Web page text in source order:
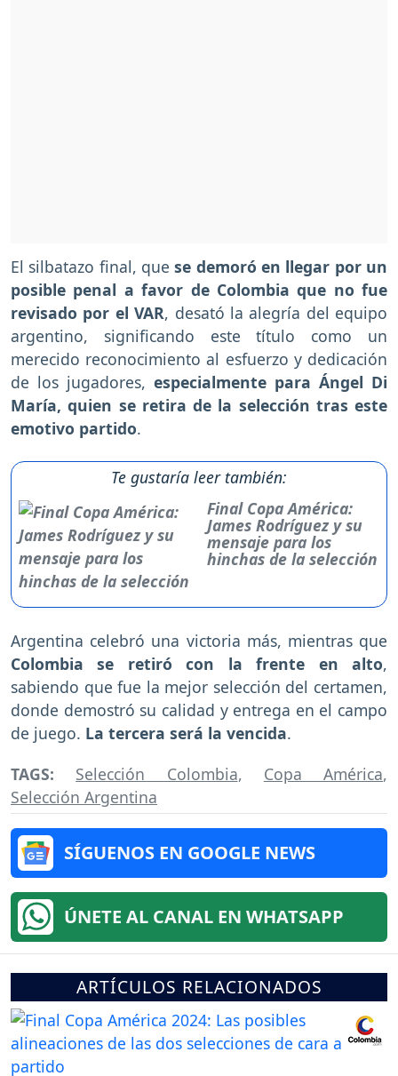
El silbatazo final, quese demoró en llegar por un
posible penal a favor de Colombia que no fue
revisado por el VAR, desató la alegría del equipo
argentino, significando este título como un
merecido reconocimiento al esfuerzo y dedicación
de los jugadores, especialmente para Ángel Di
María, quien se retira de la selección tras este
emotivo partido.
Te gustaría leer también:
Final Copa América:
James Rodríguez y su
mensaje para los
hinchas de la selección
Argentina celebró una victoria más, mientras que
Colombia se retiró con la frente en alto,
sabiendo que fue la mejor selección del certamen,
donde demostró su calidad y entrega en el campo
de juego. La tercera será la vencida.
TAGS: Selección Colombia, Copa América,
Selección Argentina
SÍGUENOS EN GOOGLE NEWS
ÚNETE AL CANAL EN WHATSAPP
ARTÍCULOS RELACIONADOS